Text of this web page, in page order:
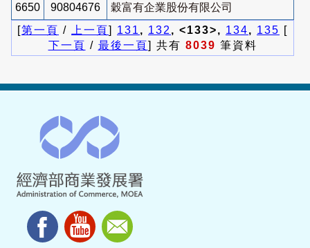
6650 90804676
穀富有企業股份有限公司
[第一頁 / 上一頁] 131 , 132 , <133>, 134, 135 [
下一頁 / 最後一頁] 共有 8039 筆資料